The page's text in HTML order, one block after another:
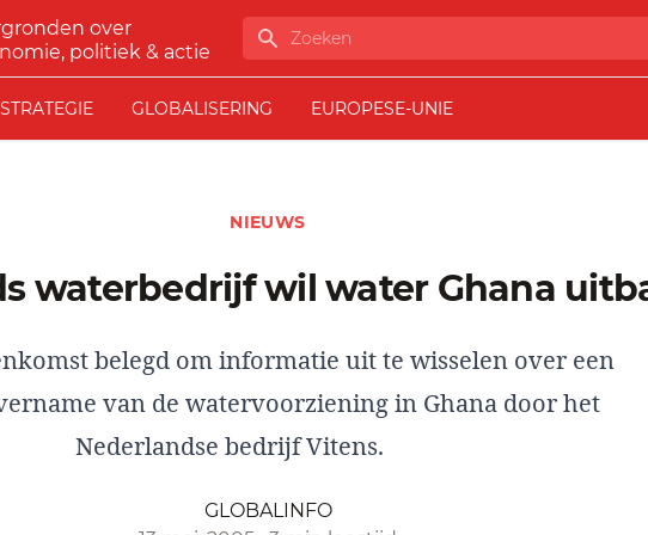
over
politiek & actie
Zoeken
STRATEGIE GLOBALISERING EUROPESE-UNIE
NIEUWS
waterbedrijf wil water Ghana
belegd om informatie uit te wisselen over een
van de watervoorziening in Ghana door het
Nederlandse bedrijf Vitens.
GLOBALINFO